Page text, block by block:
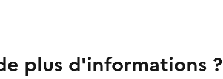
plus d'informations ?